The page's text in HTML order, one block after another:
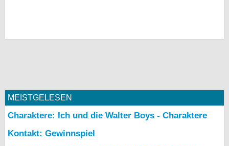
MEISTGELESEN
Charaktere: Ich und die Walter Boys - Charaktere
Kontakt: Gewinnspiel